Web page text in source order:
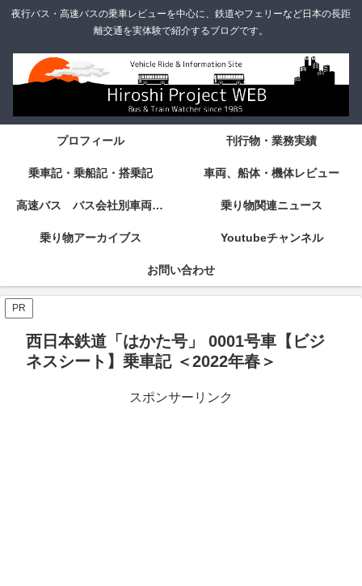
夜行バス・高速バスの乗車レビューを中心に、鉄道やフェリーなど日本の長距
離交通を実体験で紹介するブログです。
プロフィール 刊行物・業務実績
乗車記・乗船記・搭乗記 車両、船体・機体レビュー
高速バス バス会社別車両・設備・シート紹介 乗り物関連ニュース
乗り物アーカイブス Youtubeチャンネル
お問い合わせ
PR
西日本鉄道「はかた号」 0001号車【ビジ
ネスシート】乗車記 ＜2022年春＞
スポンサーリンク